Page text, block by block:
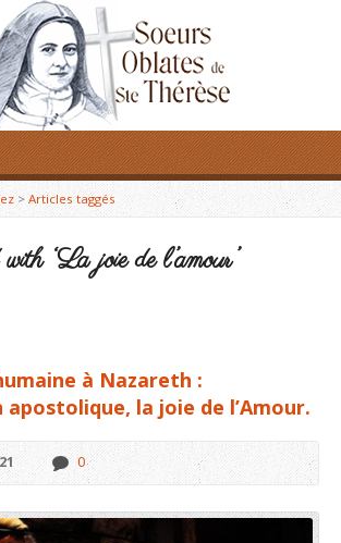
> Articles taggés
‘La joie de l’amour’
à Nazareth :
la joie de l’Amour.
0